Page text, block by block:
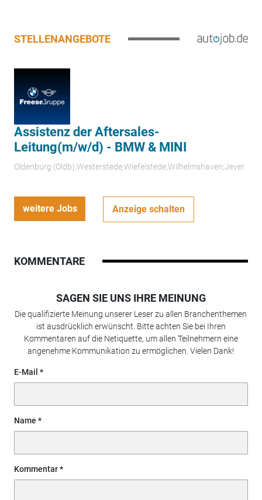
STELLENANGEBOTE
Assistenz der Aftersales-
Leitung(m/w/d) - BMW & MINI
Oldenburg (Oldb);Westerstede;Wiefelstede;Wilhelmshaven;Jever
weitere Jobs Anzeige schalten
KOMMENTARE
SAGEN SIE UNS IHRE MEINUNG
Die qualifizierte Meinung unserer Leser zu allen Branchenthemen
ist ausdrücklich erwünscht. Bitte achten Sie bei Ihren
Kommentaren auf die Netiquette, um allen Teilnehmern eine
angenehme Kommunikation zu ermöglichen. Vielen Dank!
E-Mail
Name
Kommentar